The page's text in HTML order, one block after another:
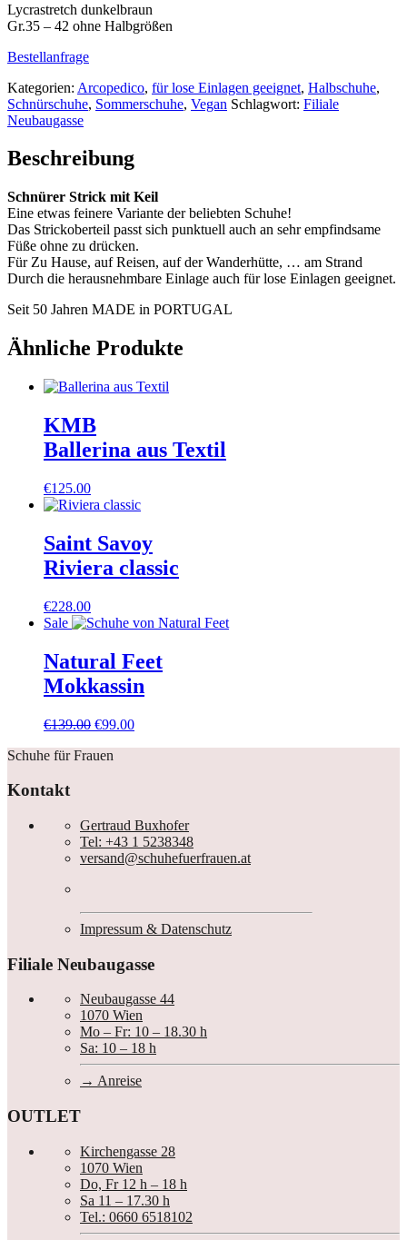
Lycrastretch dunkelbraun
Gr.35 – 42 ohne Halbgrößen
Bestellanfrage
Kategorien: Arcopedico, für lose Einlagen geeignet, Halbschuhe,
Schnürschuhe, Sommerschuhe, Vegan Schlagwort: Filiale
Neubaugasse
Beschreibung
Schnürer Strick mit Keil
Eine etwas feinere Variante der beliebten Schuhe!
Das Strickoberteil passt sich punktuell auch an sehr empfindsame
Füße ohne zu drücken.
Für Zu Hause, auf Reisen, auf der Wanderhütte, … am Strand
Durch die herausnehmbare Einlage auch für lose Einlagen geeignet.
Seit 50 Jahren MADE in PORTUGAL
Ähnliche Produkte
KMB
Ballerina aus Textil
€125.00
Saint Savoy
Riviera classic
€228.00
Sale
Natural Feet
Mokkassin
€139.00 Ursprünglicher
war:
€99.00Aktueller
Schuhe für Frauen
Kontakt
Gertraud Buxhofer
Tel: +43 1 5238348
versand@schuhefuerfrauen.at
Impressum & Datenschutz
Filiale Neubaugasse
Neubaugasse 44
1070 Wien
Mo – Fr: 10 – 18.30 h
Sa: 10 – 18 h
Anreise
OUTLET
Kirchengasse 28
1070 Wien
Do, Fr 12 h – 18 h
Sa 11 – 17.30 h
Tel.: 0660 6518102